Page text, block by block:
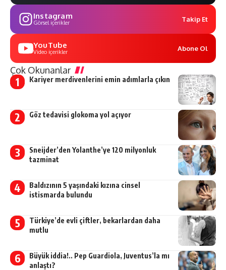
Instagram
Görsel içerikler Takip Et
YouTube
Video içerikler Abone Ol
Çok Okunanlar
Kariyer merdivenlerini emin adımlarla çıkın
Göz tedavisi glokoma yol açıyor
Sneijder’den Yolanthe’ye 120 milyonluk
tazminat
Baldızının 5 yaşındaki kızına cinsel
istismarda bulundu
Türkiye’de evli çiftler, bekarlardan daha
mutlu
Büyük iddia!.. Pep Guardiola, Juventus’la mı
anlaştı?